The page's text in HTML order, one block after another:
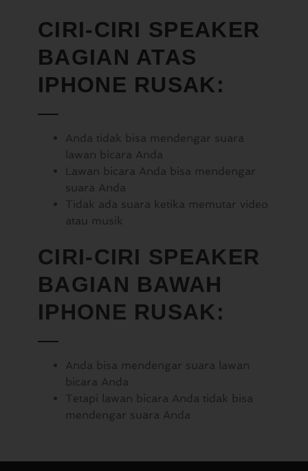
CIRI-CIRI SPEAKER
BAGIAN ATAS
IPHONE RUSAK:
Anda tidak bisa mendengar suara
lawan bicara Anda
Lawan bicara Anda bisa mendengar
suara Anda
Tidak ada suara ketika memutar video
atau musik
CIRI-CIRI SPEAKER
BAGIAN BAWAH
IPHONE RUSAK:
Anda bisa mendengar suara lawan
bicara Anda
Tetapi lawan bicara Anda tidak bisa
mendengar suara Anda